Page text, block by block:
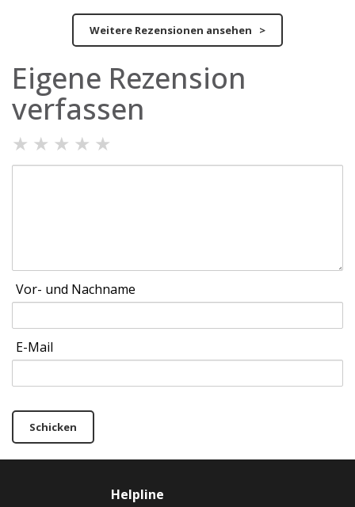
Weitere Rezensionen ansehen >
Eigene Rezension
verfassen
★ ★ ★ ★ ★
Vor- und Nachname
E-Mail
Schicken
Helpline